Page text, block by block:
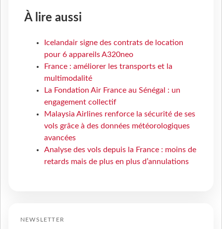
À lire aussi
Icelandair signe des contrats de location
pour 6 appareils A320neo
France : améliorer les transports et la
multimodalité
La Fondation Air France au Sénégal : un
engagement collectif
Malaysia Airlines renforce la sécurité de ses
vols grâce à des données météorologiques
avancées
Analyse des vols depuis la France : moins de
retards mais de plus en plus d’annulations
NEWSLETTER